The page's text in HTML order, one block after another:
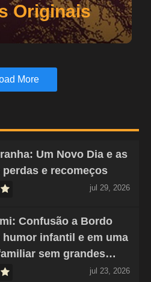
Originais
More
Um Novo Dia e as
e recomeços
jul 29, 2026
Confusão a Bordo
humor infantil e em uma
sem grandes…
jul 23, 2026